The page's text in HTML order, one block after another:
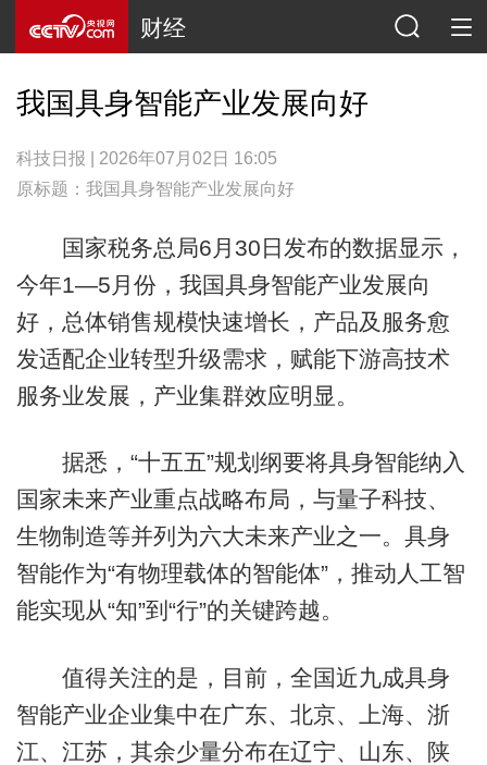
财经
我国具身智能产业发展向好
科技日报 | 2026年07月02日 16:05
原标题：我国具身智能产业发展向好
国家税务总局6月30日发布的数据显示，
今年1—5月份，我国具身智能产业发展向
好，总体销售规模快速增长，产品及服务愈
发适配企业转型升级需求，赋能下游高技术
服务业发展，产业集群效应明显。
据悉，“十五五”规划纲要将具身智能纳入
国家未来产业重点战略布局，与量子科技、
生物制造等并列为六大未来产业之一。具身
智能作为“有物理载体的智能体”，推动人工智
能实现从“知”到“行”的关键跨越。
值得关注的是，目前，全国近九成具身
智能产业企业集中在广东、北京、上海、浙
江、江苏，其余少量分布在辽宁、山东、陕